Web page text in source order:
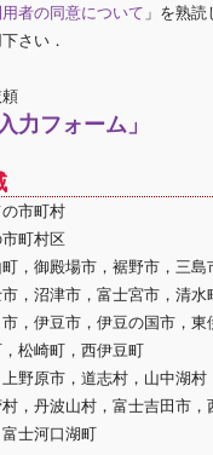
者の同意について 」を熟読
さい．
力フォーム」
の市町村
市町村区
町，御殿場市，裾野市，三島
，沼津市，富士宮市，清水
，伊豆市，伊豆の国市，東
松崎町，西伊豆町
上野原市，道志村，山中湖村
，丹波山村，富士吉田市，
士河口湖町